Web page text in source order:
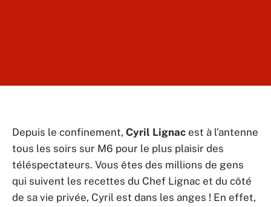
Depuis le confinement, Cyril Lignac est à l’antenne
tous les soirs sur M6 pour le plus plaisir des
téléspectateurs. Vous êtes des millions de gens
qui suivent les recettes du Chef Lignac et du côté
de sa vie privée, Cyril est dans les anges ! En effet,